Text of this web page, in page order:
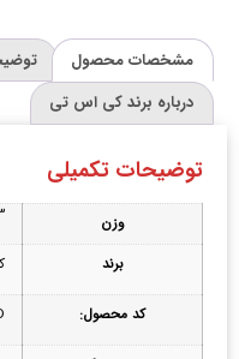
مشخصات محصول
درباره برند کی اس تی
توضیحات تکمیلی
وزن 3
برند
کد محصول: